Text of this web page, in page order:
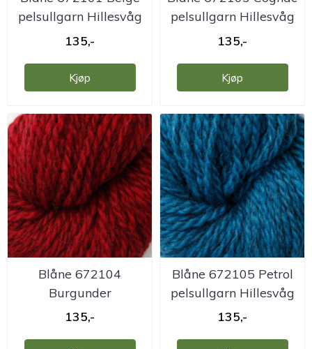
pelsullgarn Hillesvåg
135,-
Kjøp
pelsullgarn Hillesvåg
135,-
Kjøp
Blåne 672104
Burgunder
pelsullgarn Hillesvåg
135,-
Blåne 672105 Petrol
pelsullgarn Hillesvåg
135,-